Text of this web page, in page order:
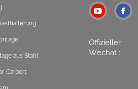
aus Stahl
Carport
Offizieller
Wechat :